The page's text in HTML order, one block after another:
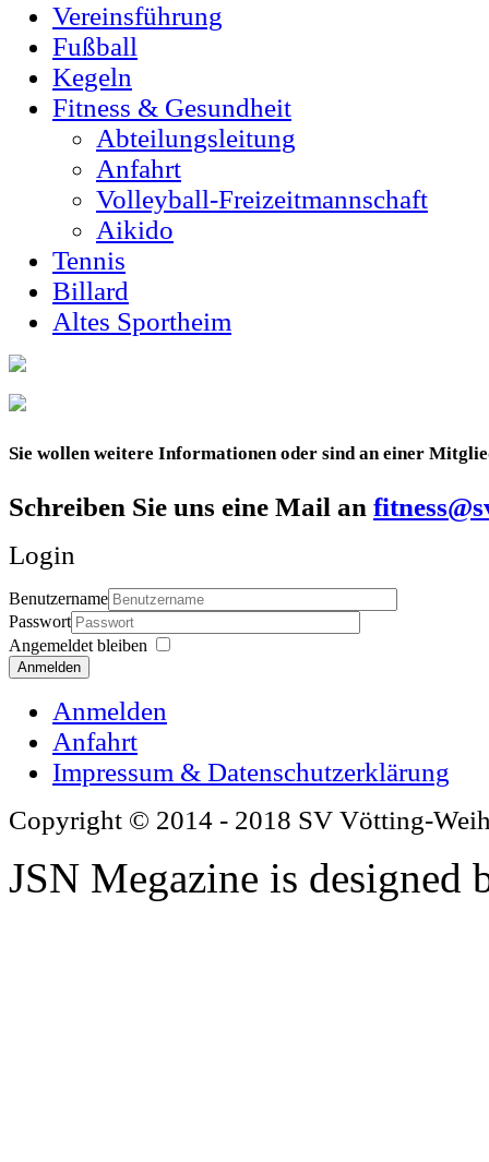
Vereinsführung
Fußball
Kegeln
Fitness & Gesundheit
Abteilungsleitung
Anfahrt
Volleyball-Freizeitmannschaft
Aikido
Tennis
Billard
Altes Sportheim
Sie wollen weitere Informationen oder sind an einer
Schreiben Sie uns eine Mail an
Login
Benutzername
Passwort
Angemeldet bleiben
Anmelden
Anmelden
Anfahrt
Impressum & Datenschutzerklärung
Copyright © 2014 - 2018 SV Vötting-
JSN Megazine is designed